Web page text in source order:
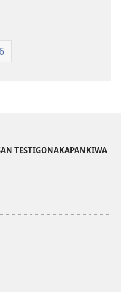
6
TESTIGONAKAPANKIWA